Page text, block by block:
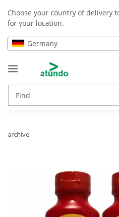
Choose your country of delivery
for your location.
Germany
archive